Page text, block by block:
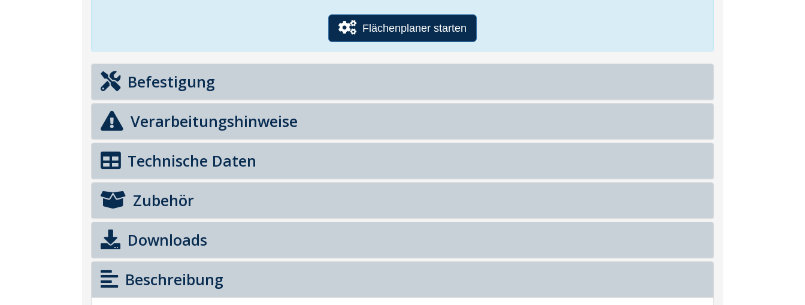
Flächenplaner starten
Befestigung
Verarbeitungshinweise
Technische Daten
Zubehör
Downloads
Beschreibung